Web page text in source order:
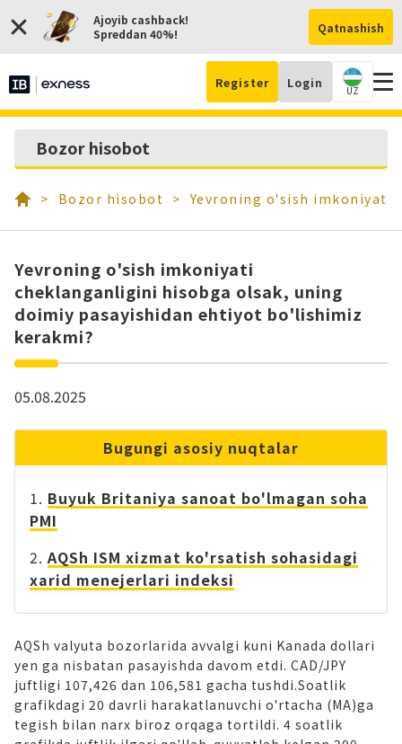
Ajoyib cashback!
Spreddan 40%!
Qatnashish
Register Login
UZ
Bozor hisobot
Bozor hisobot Yevroning o'sish imkoniyati
Yevroning o'sish imkoniyati
cheklanganligini hisobga olsak, uning
doimiy pasayishidan ehtiyot bo'lishimiz
kerakmi?
05.08.2025
Bugungi asosiy nuqtalar
Buyuk Britaniya sanoat bo'lmagan soha
PMI
AQSh ISM xizmat ko'rsatish sohasidagi
xarid menejerlari indeksi
AQSh valyuta bozorlarida avvalgi kuni Kanada dollari
yen ga nisbatan pasayishda davom etdi. CAD/JPY
juftligi 107,426 dan 106,581 gacha tushdi.Soatlik
grafikdagi 20 davrli harakatlanuvchi o'rtacha (MA)ga
tegish bilan narx biroz orqaga tortildi. 4 soatlik